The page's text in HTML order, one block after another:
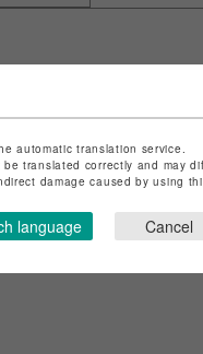
基づく表記はこちら
こちら
automatic translation service.
translated correctly and may
damage caused by using
language Cancel